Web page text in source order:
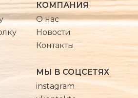
КОМПАНИЯ
О нас
Новости
Контакты
МЫ В СОЦСЕТЯХ
instagram